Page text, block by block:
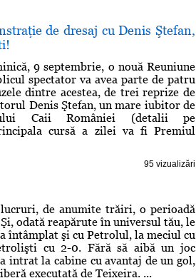
de dresaj cu Denis Ştefan,
9 septembrie, o nouă Reuniune
spectator va avea parte de patru
dintre acestea, de trei reprize de
Denis Ştefan, un mare iubitor de
Caii României (detalii pe
cursă a zilei va fi Premiul
95 vizualizări
de anumite trăiri, o perioadă
odată reapărute în universul tău, le
întâmplat şi cu Petrolul, la meciul cu
cu 2-0. Fără să aibă un joc
la cabine cu avantaj de un gol,
executată de Teixeira. ...